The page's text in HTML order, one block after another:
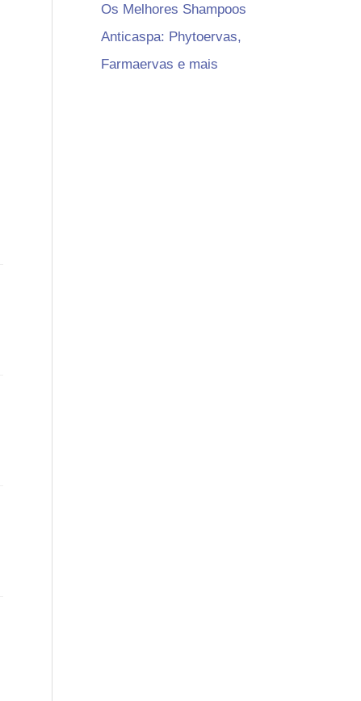
Os Melhores Shampoos
Anticaspa: Phytoervas,
Farmaervas e mais